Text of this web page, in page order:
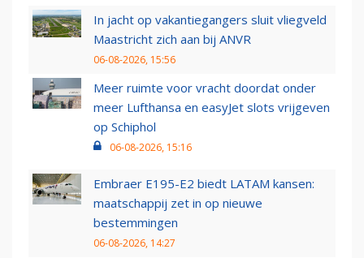
In jacht op vakantiegangers sluit vliegveld
Maastricht zich aan bij ANVR
06-08-2026, 15:56
Meer ruimte voor vracht doordat onder
meer Lufthansa en easyJet slots vrijgeven
op Schiphol
06-08-2026, 15:16
Embraer E195-E2 biedt LATAM kansen:
maatschappij zet in op nieuwe
bestemmingen
06-08-2026, 14:27